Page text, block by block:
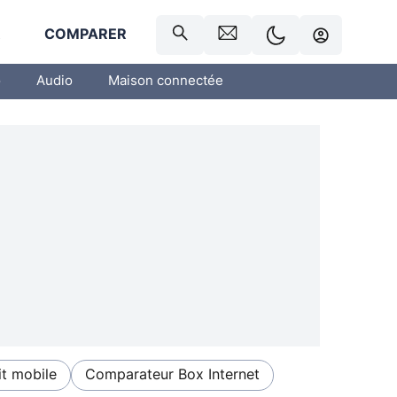
COMPARER
Audio Maison connectée
mobile Comparateur Box Internet